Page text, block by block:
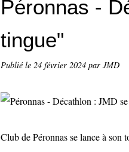
Péronnas -
tingue"
Publié le 24 février 2024 par JMD
Club de Péronnas se lance à son